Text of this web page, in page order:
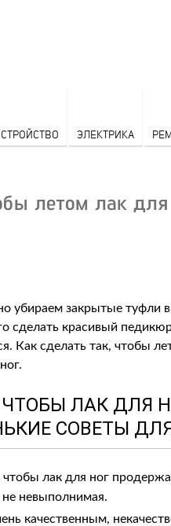
ЭЛЕКТРИКА
летом лак
убираем закрытые туфли
сделать красивый
Как сделать так, чтобы
ЧТОБЫ ЛАК ДЛЯ
СОВЕТЫ
чтобы лак для ног
не невыполнимая.
качественным,